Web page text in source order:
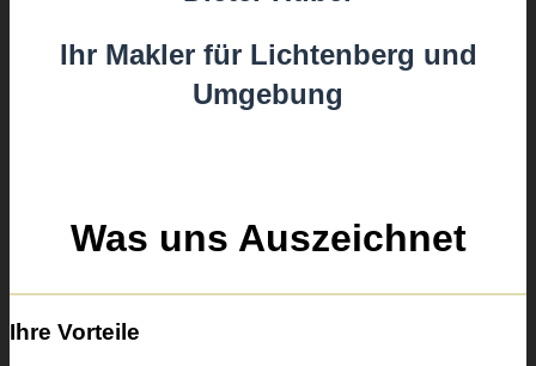
Ihr Makler für Lichtenberg und
Umgebung
Was uns Auszeichnet
Ihre Vorteile